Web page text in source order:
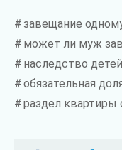
завещание
может ли муж
наследство
обязательная
раздел квартиры